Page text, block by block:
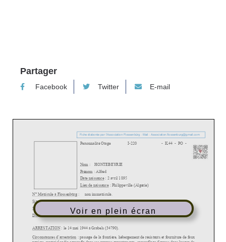
Partager
Facebook Twitter E-mail
Voir en plein écran